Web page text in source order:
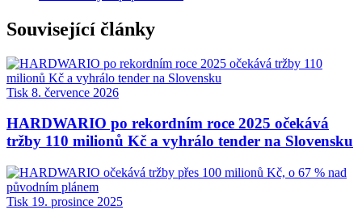
Související články
Tisk 8. července 2026
HARDWARIO po rekordním roce 2025 očekává
tržby 110 milionů Kč a vyhrálo tender na Slovensku
Tisk 19. prosince 2025